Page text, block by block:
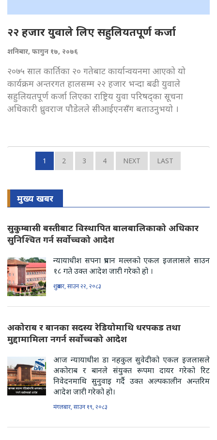
२२ हजार युवाले लिए सहुलियतपूर्ण कर्जा
शनिबार, फागुन १७, २०७६
२०७५ साल कार्तिका २० गतेबाट कार्यान्वयनमा आएको यो
कार्यक्रम अन्तरगत हालसम्म २२ हजार भन्दा बढी युवाले
सहुलियतपूर्ण कर्जा लिएका राष्ट्रिय युवा परिषद्का सूचना
अधिकारी ध्रुवराज पौडेलले सीआईएनसँग बताउनुभयो ।
1 2 3 4 NEXT LAST
मुख्य खबर
सुकुम्बासी बस्तीबाट विस्थापित बालबालिकाको अधिकार
सुनिश्चित गर्न सर्वोच्चको आदेश
न्यायाधीश सपना प्रधान मल्लको एकल इजलासले साउन
१८ गते उक्त आदेश जारी गरेको हो ।
शुक्रबार, साउन २२, २०८३
अकोराब र बानका सदस्य रेडियोमाथि धरपकड तथा
मुद्दामामिला नगर्न सर्वोच्चको आदेश
आज न्यायाधीश डा नहकुल सुवेदीको एकल इजलासले
अकोराब र बानले संयुक्त रूपमा दायर गरेको रिट
निवेदनमाथि सुनुवाइ गर्दै उक्त अल्पकालीन अन्तरिम
आदेश जारी गरेको हो।
मंगलबार, साउन १९, २०८३